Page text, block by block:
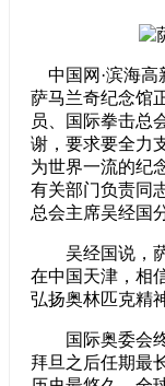
中国网·滨海高
萨马兰奇纪念馆
员、国际拳击总
谢，要求要全力
为世界一流的纪
有关部门负责同
总会主席吴经国
吴经国说，萨
在中国天津，相
弘扬奥林匹克精
国际奥委会终
拜旦之后任期最